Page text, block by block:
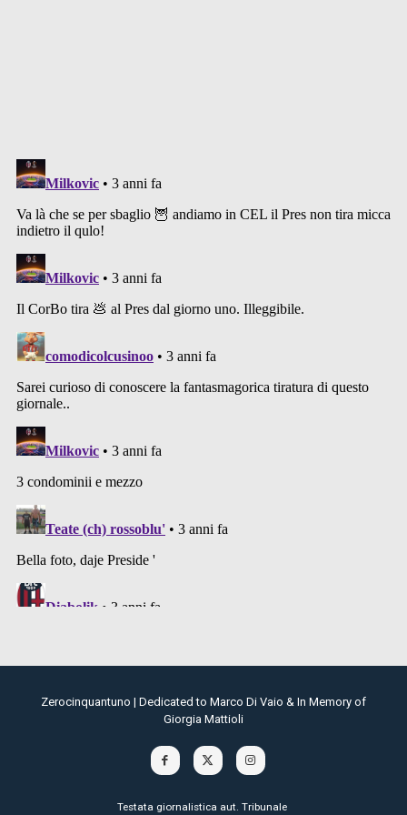
Zerocinquantuno | Dedicated to Marco Di Vaio & In Memory of
Giorgia Mattioli
Testata giornalistica aut. Tribunale